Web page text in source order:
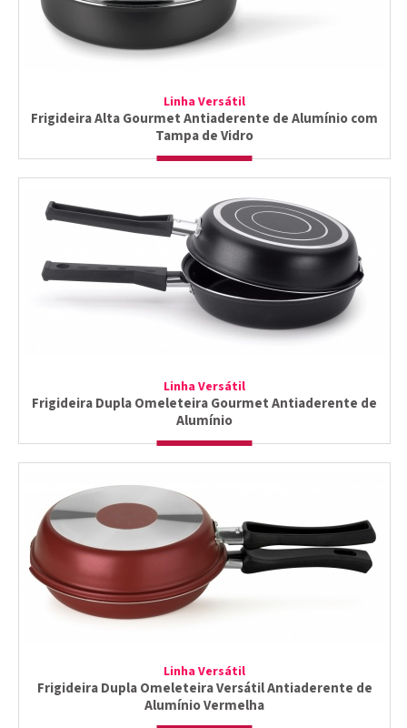
Linha Versátil
Frigideira Alta Gourmet Antiaderente de Alumínio com
Tampa de Vidro
Linha Versátil
Frigideira Dupla Omeleteira Gourmet Antiaderente de
Alumínio
Linha Versátil
Frigideira Dupla Omeleteira Versátil Antiaderente de
Alumínio Vermelha